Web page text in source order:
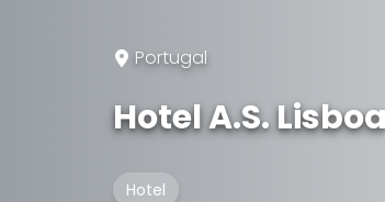
Portugal
Hotel A.S.
Hotel